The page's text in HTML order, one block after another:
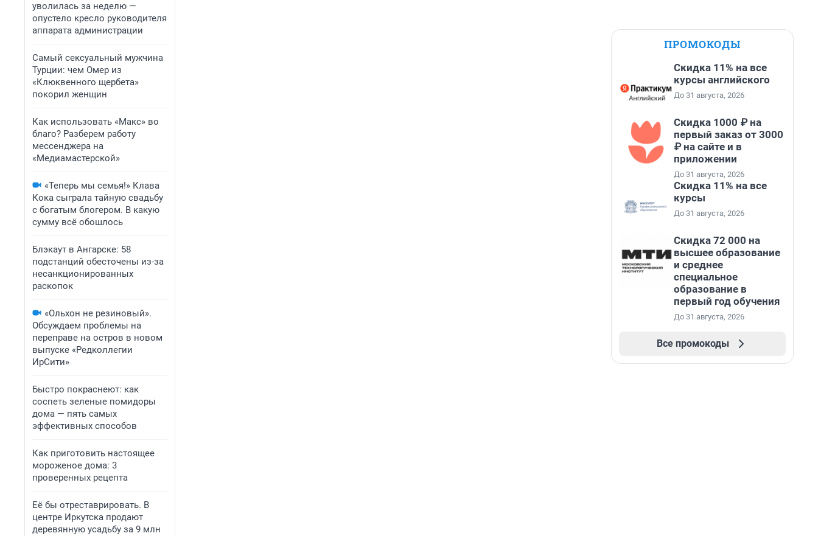
уволилась за неделю —
опустело кресло руководителя
аппарата администрации
Самый сексуальный мужчина
Турции: чем Омер из
«Клюквенного щербета»
покорил женщин
Как использовать «Макс» во
благо? Разберем работу
мессенджера на
«Медиамастерской»
«Теперь мы семья!» Клава
Кока сыграла тайную свадьбу
с богатым блогером. В какую
сумму всё обошлось
Блэкаут в Ангарске: 58
подстанций обесточены из-за
несанкционированных
раскопок
«Ольхон не резиновый».
Обсуждаем проблемы на
переправе на остров в новом
выпуске «Редколлегии
ИрСити»
Быстро покраснеют: как
соспеть зеленые помидоры
дома — пять самых
эффективных способов
Как приготовить настоящее
мороженое дома: 3
проверенных рецепта
Её бы отреставрировать. В
центре Иркутска продают
деревянную усадьбу за 9 млн
ПРОМОКОДЫ
Скидка 11% на все
курсы английского
До 31 августа, 2026
Скидка 1000 ₽ на
первый заказ от 3000
₽ на сайте и в
приложении
До 31 августа, 2026
Скидка 11% на все
курсы
До 31 августа, 2026
Скидка 72 000 на
высшее образование
и среднее
специальное
образование в
первый год обучения
До 31 августа, 2026
Все промокоды